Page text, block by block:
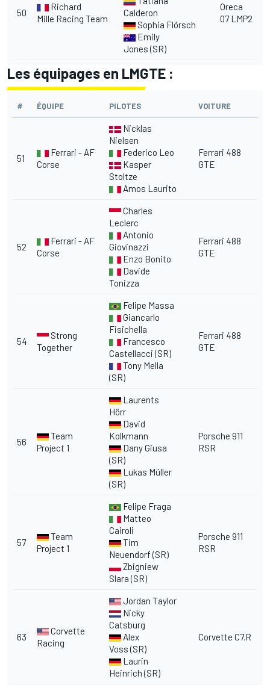
50
Richard
Mille Racing Team
Calderon
Sophia Flörsch
Emily
Jones (SR)
Oreca
07 LMP2
Les équipages en LMGTE :
# ÉQUIPE PILOTES VOITURE
51
Ferrari - AF
Corse
Nicklas
Nielsen
Federico Leo
Kasper
Stoltze
Amos Laurito
Ferrari 488
GTE
52
Ferrari - AF
Corse
Charles
Leclerc
Antonio
Giovinazzi
Enzo Bonito
Davide
Tonizza
Ferrari 488
GTE
54
Strong
Together
Felipe Massa
Giancarlo
Fisichella
Francesco
Castellacci (SR)
Tony Mella
(SR)
Ferrari 488
GTE
56
Team
Project 1
Laurents
Hörr
David
Kolkmann
Dany Giusa
(SR)
Lukas Müller
(SR)
Porsche 911
RSR
57
Team
Project 1
Felipe Fraga
Matteo
Cairoli
Tim
Neuendorf (SR)
Zbigniew
Slara (SR)
Porsche 911
RSR
63
Corvette
Racing
Jordan Taylor
Nicky
Catsburg
Alex
Voss (SR)
Laurin
Heinrich (SR)
Corvette C7.R